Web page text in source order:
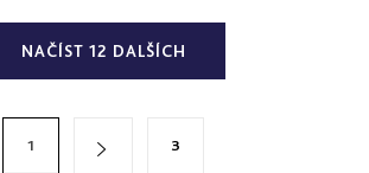
NAČÍST 12 DALŠÍCH
1 3